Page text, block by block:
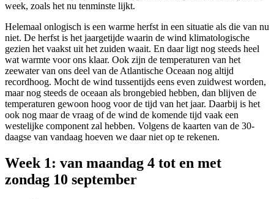
week, zoals het nu tenminste lijkt.
Helemaal onlogisch is een warme herfst in een situatie als die van nu
niet. De herfst is het jaargetijde waarin de wind klimatologische
gezien het vaakst uit het zuiden waait. En daar ligt nog steeds heel
wat warmte voor ons klaar. Ook zijn de temperaturen van het
zeewater van ons deel van de Atlantische Oceaan nog altijd
recordhoog. Mocht de wind tussentijds eens even zuidwest worden,
maar nog steeds de oceaan als brongebied hebben, dan blijven de
temperaturen gewoon hoog voor de tijd van het jaar. Daarbij is het
ook nog maar de vraag of de wind de komende tijd vaak een
westelijke component zal hebben. Volgens de kaarten van de 30-
daagse van vandaag hoeven we daar niet op te rekenen.
Week 1: van maandag 4 tot en met
zondag 10 september